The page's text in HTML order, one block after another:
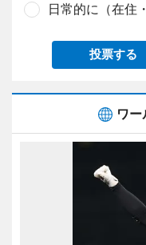
日常的に（在住
投票する
ワ